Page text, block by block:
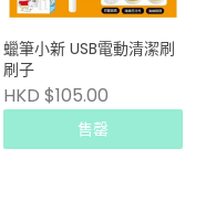
蠟筆小新 USB電動清潔刷
刷子
HKD $105.00
售罄